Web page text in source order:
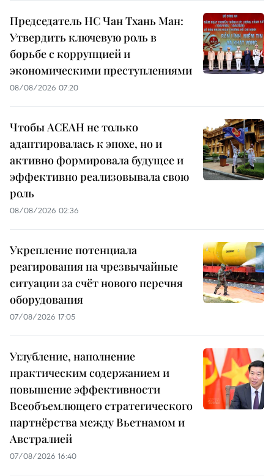
Председатель НС Чан Тхань Ман:
Утвердить ключевую роль в
борьбе с коррупцией и
экономическими преступлениями
08/08/2026 07:20
Чтобы АСЕАН не только
адаптировалась к эпохе, но и
активно формировала будущее и
эффективно реализовывала свою
роль
08/08/2026 02:36
Укрепление потенциала
реагирования на чрезвычайные
ситуации за счёт нового перечня
оборудования
07/08/2026 17:05
Углубление, наполнение
практическим содержанием и
повышение эффективности
Всеобъемлющего стратегического
партнёрства между Вьетнамом и
Австралией
07/08/2026 16:40